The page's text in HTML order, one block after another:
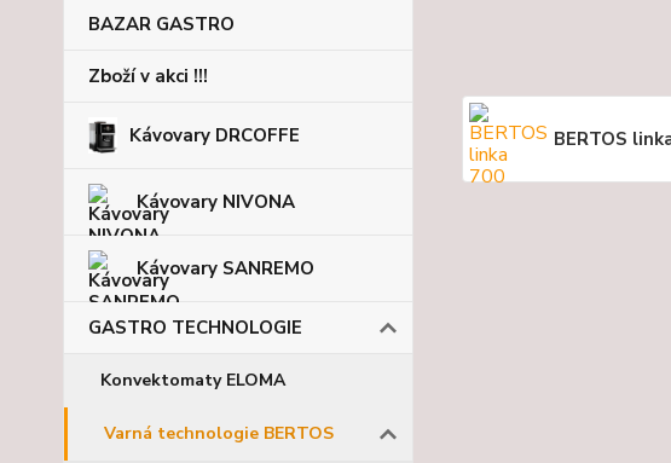
BAZAR GASTRO
Zboží v akci !!!
Kávovary DRCOFFE
Kávovary NIVONA
Kávovary SANREMO
GASTRO TECHNOLOGIE
Konvektomaty ELOMA
Varná technologie BERTOS
BERTOS